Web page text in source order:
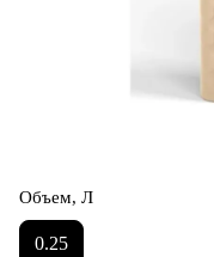
Объем, Л
0.25